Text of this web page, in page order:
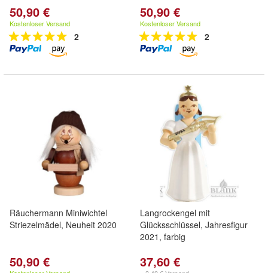
50,90 €
Kostenloser Versand
2
50,90 €
Kostenloser Versand
2
Räuchermann Miniwichtel
Striezelmädel, Neuheit 2020
50,90 €
Langrockengel mit
Glücksschlüssel, Jahresfigur
2021, farbig
37,60 €